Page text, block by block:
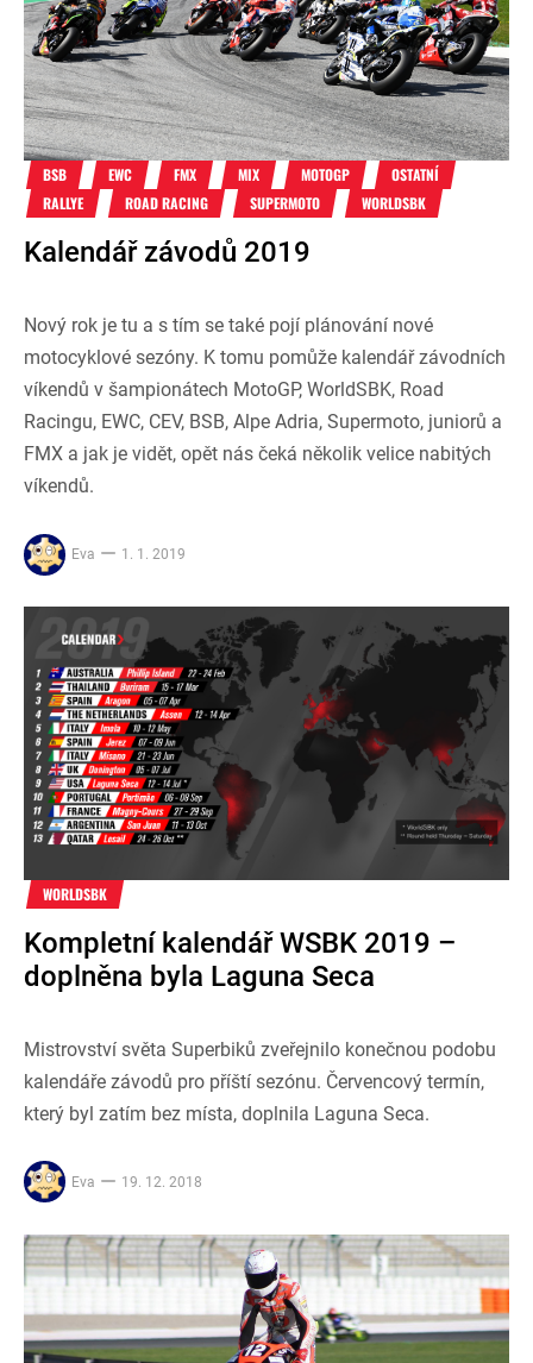
BSB EWC FMX MIX MOTOGP
OSTATNÍ
RALLYE
ROAD RACING SUPERMOTO WORLDSBK
Kalendář závodů 2019
Nový rok je tu a s tím se také pojí plánování nové
motocyklové sezóny. K tomu pomůže kalendář závodních
víkendů v šampionátech MotoGP, WorldSBK, Road
Racingu, EWC, CEV, BSB, Alpe Adria, Supermoto, juniorů a
FMX a jak je vidět, opět nás čeká několik velice nabitých
víkendů.
Eva 1. 1. 2019
WORLDSBK
Kompletní kalendář WSBK 2019 –
doplněna byla Laguna Seca
Mistrovství světa Superbiků zveřejnilo konečnou podobu
kalendáře závodů pro příští sezónu. Červencový termín,
který byl zatím bez místa, doplnila Laguna Seca.
Eva 19. 12. 2018